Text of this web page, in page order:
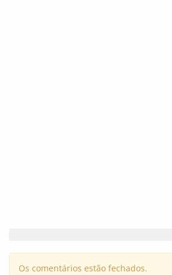
Os comentários estão fechados.